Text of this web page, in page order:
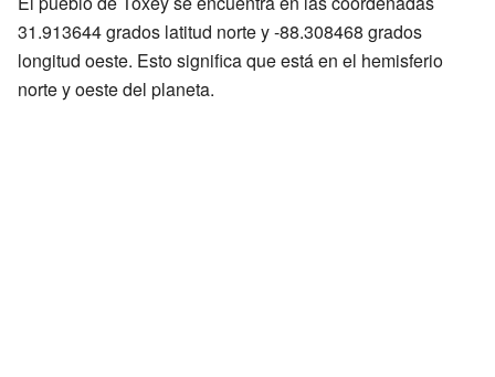
31.913644 grados latitud norte y -88.308468 grados
longitud oeste. Esto significa que está en el hemisferio
norte y oeste del planeta.